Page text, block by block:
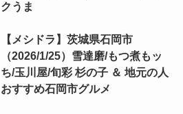
クうま
【メシドラ】茨城県石岡市
（2026/1/25）雪達磨/もつ煮もッ
ち/玉川屋/旬彩 杉の子 ＆ 地元の人
おすすめ石岡市グルメ